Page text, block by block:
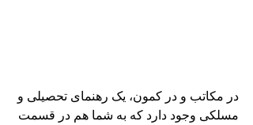
در مکاتب و در کمون، یک رهنمای تحصیلی و
مسلکی وجود دارد که به شما هم در قسمت